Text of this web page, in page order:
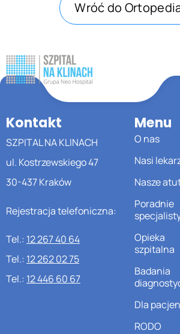
Wróć do
Kontakt
SZPITAL NA KLINACH
ul. Kostrzewskiego 47
30-437 Kraków
Rejestracja telefoniczna:
Tel.: 12 267 40 64
Tel.: 12 262 02 75
Tel.: 12 446 60 67
Menu
O nas
Nasi
Nasze
Poradnie
Opieka
szpitalna
Badania
Dla
RODO